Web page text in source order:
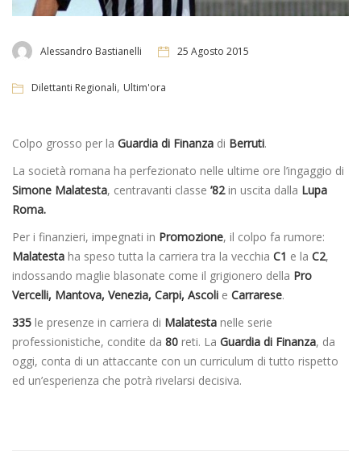
Alessandro Bastianelli 25 Agosto 2015
Dilettanti Regionali, Ultim'ora
Colpo grosso per la Guardia di Finanza di Berruti.
La società romana ha perfezionato nelle ultime ore l’ingaggio di
Simone Malatesta, centravanti classe ’82in uscita dalla Lupa
Roma.
Per i finanzieri, impegnati in Promozione, il colpo fa rumore:
Malatesta ha speso tutta la carriera tra la vecchia C1 e la C2,
indossando maglie blasonate come il grigionero della Pro
Vercelli, Mantova, Venezia, Carpi, Ascoli e Carrarese.
335 le presenze in carriera di Malatesta nelle serie
professionistiche, condite da 80 reti. La Guardia di Finanza, da
oggi, conta di un attaccante con un curriculum di tutto rispetto
ed un’esperienza che potrà rivelarsi decisiva.